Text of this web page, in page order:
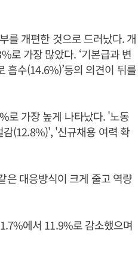
를 개편한 것으로 드러났다. 개
로 가장 많았다. ‘기본급과 변
흡수(14.6%)’등의 의견이 뒤를
로 가장 높게 나타났다. '노동
감(12.8%)', '신규채용 여력 확
은 대응방식이 크게 줄고 역량
에서 11.9%로 감소했으며